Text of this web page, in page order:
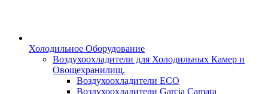
Холодильное Оборудование
Воздухоохладители для Холодильных Камер и
Овощехранилищ.
Воздухоохладители ECO
Воздухоохладители Garcia Camara